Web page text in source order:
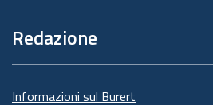
Redazione
Informazioni sul Burert